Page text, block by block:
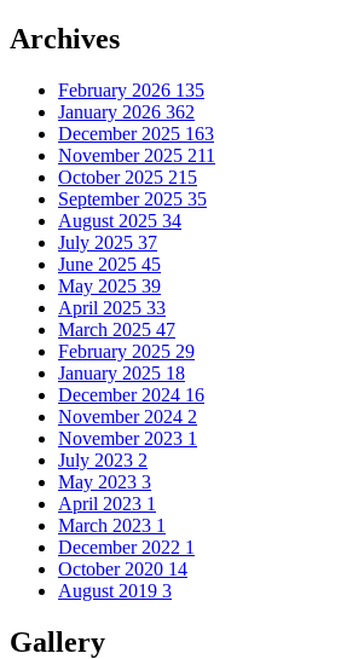
Archives
February 2026 135
January 2026 362
December 2025 163
November 2025 211
October 2025 215
September 2025 35
August 2025 34
July 2025 37
June 2025 45
May 2025 39
April 2025 33
March 2025 47
February 2025 29
January 2025 18
December 2024 16
November 2024 2
November 2023 1
July 2023 2
May 2023 3
April 2023 1
March 2023 1
December 2022 1
October 2020 14
August 2019 3
Gallery